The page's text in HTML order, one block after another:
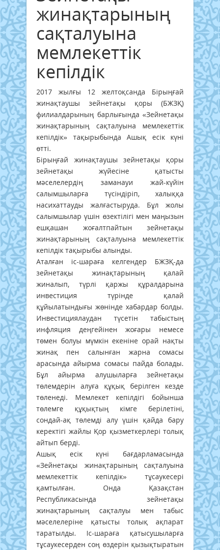
жинақтарының
сақталуына
мемлекеттік
кепілдік
2017 жылғы 12 желтоқсанда Бірыңғай
жинақтаушы зейнетақы қоры (БЖЗҚ)
филиалдарының барлығында «Зейнетақы
жинақтарының сақталуына мемлекеттік
кепілдік» тақырыбында Ашық есік күні
өтті.
Бірыңғай жинақтаушы зейнетақы қоры
зейнетақы жүйесіне қатысты
мәселелердің заманауи жай-күйін
салымшыларға түсіндіріп, халыққа
насихаттауды жалғастыруда. Бұл жолы
салымшылар үшін өзектілігі мен маңызын
ешқашан жоғалтпайтын зейнетақы
жинақтарының сақталуына мемлекеттік
кепілдік тақырыбы алынды.
Аталған іс-шараға келгендер БЖЗҚ-да
зейнетақы жинақтарының қалай
жиналып, түрлі қаржы құралдарына
инвестиция түрінде қалай
құйылатындығы жөнінде хабардар болды.
Инвестициялаудан түсетін табыстың
инфляция деңгейінен жоғары немесе
төмен болуы мүмкін екеніне орай нақты
жинақ пен салынған жарна сомасы
арасында айырма сомасы пайда болады.
Бұл айырма алушыларға зейнетақы
төлемдерін алуға құқық берілген кезде
төленеді. Мемлекет кепілдігі бойынша
төлемге құқықтың кімге берілетіні,
сондай-ақ төлемді алу үшін қайда бару
керектігі жайлы Қор қызметкерлері толық
айтып берді.
Ашық есік күні бағдарламасында
«Зейнетақы жинақтарының сақталуына
мемлекеттік кепілдік» тұсаукесері
қамтылған. Онда Қазақстан
Республикасында зейнетақы
жинақтарының сақталуы мен табыс
мәселелеріне қатысты толық ақпарат
таратылды. Іс-шараға қатысушыларға
тұсаукесерден соң өздерін қызықтыратын